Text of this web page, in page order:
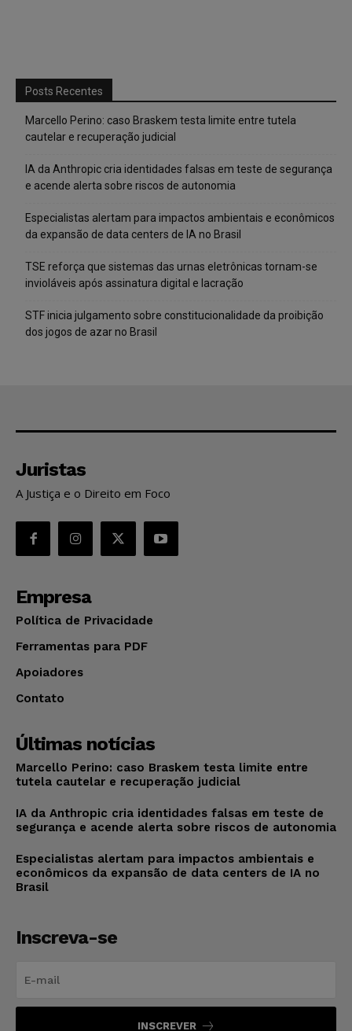
Posts Recentes
Marcello Perino: caso Braskem testa limite entre tutela
cautelar e recuperação judicial
IA da Anthropic cria identidades falsas em teste de segurança
e acende alerta sobre riscos de autonomia
Especialistas alertam para impactos ambientais e econômicos
da expansão de data centers de IA no Brasil
TSE reforça que sistemas das urnas eletrônicas tornam-se
invioláveis após assinatura digital e lacração
STF inicia julgamento sobre constitucionalidade da proibição
dos jogos de azar no Brasil
Juristas
A Justiça e o Direito em Foco
Empresa
Política de Privacidade
Ferramentas para PDF
Apoiadores
Contato
Últimas notícias
Marcello Perino: caso Braskem testa limite entre
tutela cautelar e recuperação judicial
IA da Anthropic cria identidades falsas em teste de
segurança e acende alerta sobre riscos de autonomia
Especialistas alertam para impactos ambientais e
econômicos da expansão de data centers de IA no
Brasil
Inscreva-se
INSCREVER